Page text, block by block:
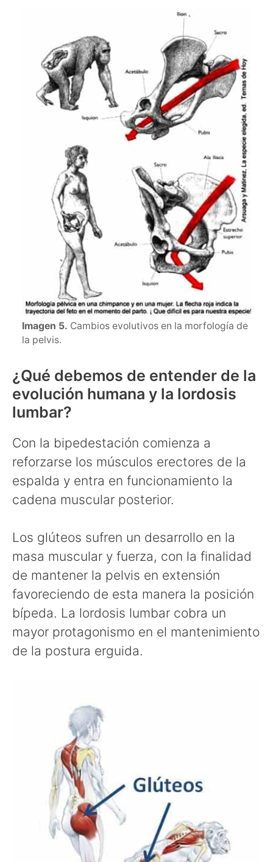
Imagen 5. Cambios evolutivos en la morfología de
la pelvis.
¿Qué debemos de entender de la
evolución humana y la lordosis
lumbar?
Con la bipedestación comienza a
reforzarse los músculos erectores de la
espalda y entra en funcionamiento la
cadena muscular posterior.
Los glúteos sufren un desarrollo en la
masa muscular y fuerza, con la finalidad
de mantener la pelvis en extensión
favoreciendo de esta manera la posición
bípeda. La lordosis lumbar cobra un
mayor protagonismo en el mantenimiento
de la postura erguida.